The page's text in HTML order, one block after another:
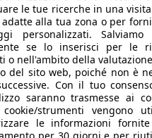
le tue ricerche in una
alla tua zona o per
personalizzati.
se lo inserisci per le
o nell'ambito della
del sito web, poiché non è
Con il tuo
saranno trasmesse ai
cookie/strumenti vengono
le informazioni